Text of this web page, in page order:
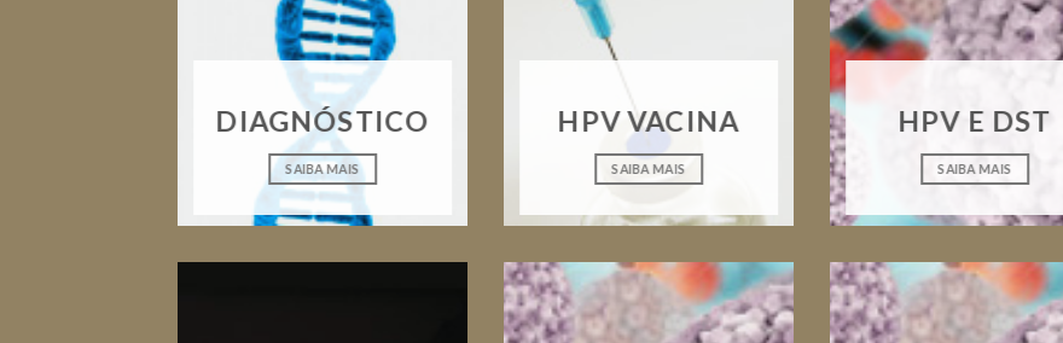
DIAGNÓSTICO
SAIBA MAIS
HPV VACINA
SAIBA MAIS
HPV E DST
SAIBA MAIS